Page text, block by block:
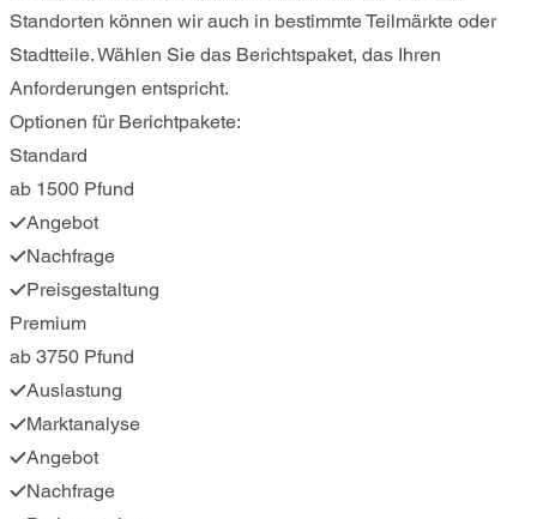
Standorten können wir auch in bestimmte Teilmärkte oder
Stadtteile. Wählen Sie das Berichtspaket, das Ihren
Anforderungen entspricht.
Optionen für Berichtpakete:
Standard
ab 1500 Pfund
Angebot
Nachfrage
Preisgestaltung
Premium
ab 3750 Pfund
Auslastung
Marktanalyse
Angebot
Nachfrage